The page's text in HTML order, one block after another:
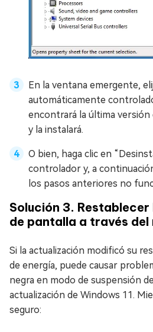
En la ventana emergente,
automáticamente
encontrará la última
y la instalará.
O bien, haga clic en
controlador y, a
los pasos anteriores no
Solución 3.
de pantalla a través del
Si la actualización modificó su
de energía, puede causar
negra en modo de suspensión
actualización de Windows 11.
seguro: